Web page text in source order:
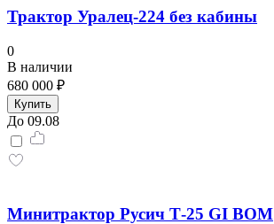
Трактор Уралец-224 без кабины
0
В наличии
680 000 ₽
Купить
До 09.08
Минитрактор Русич Т-25 GI ВОМ